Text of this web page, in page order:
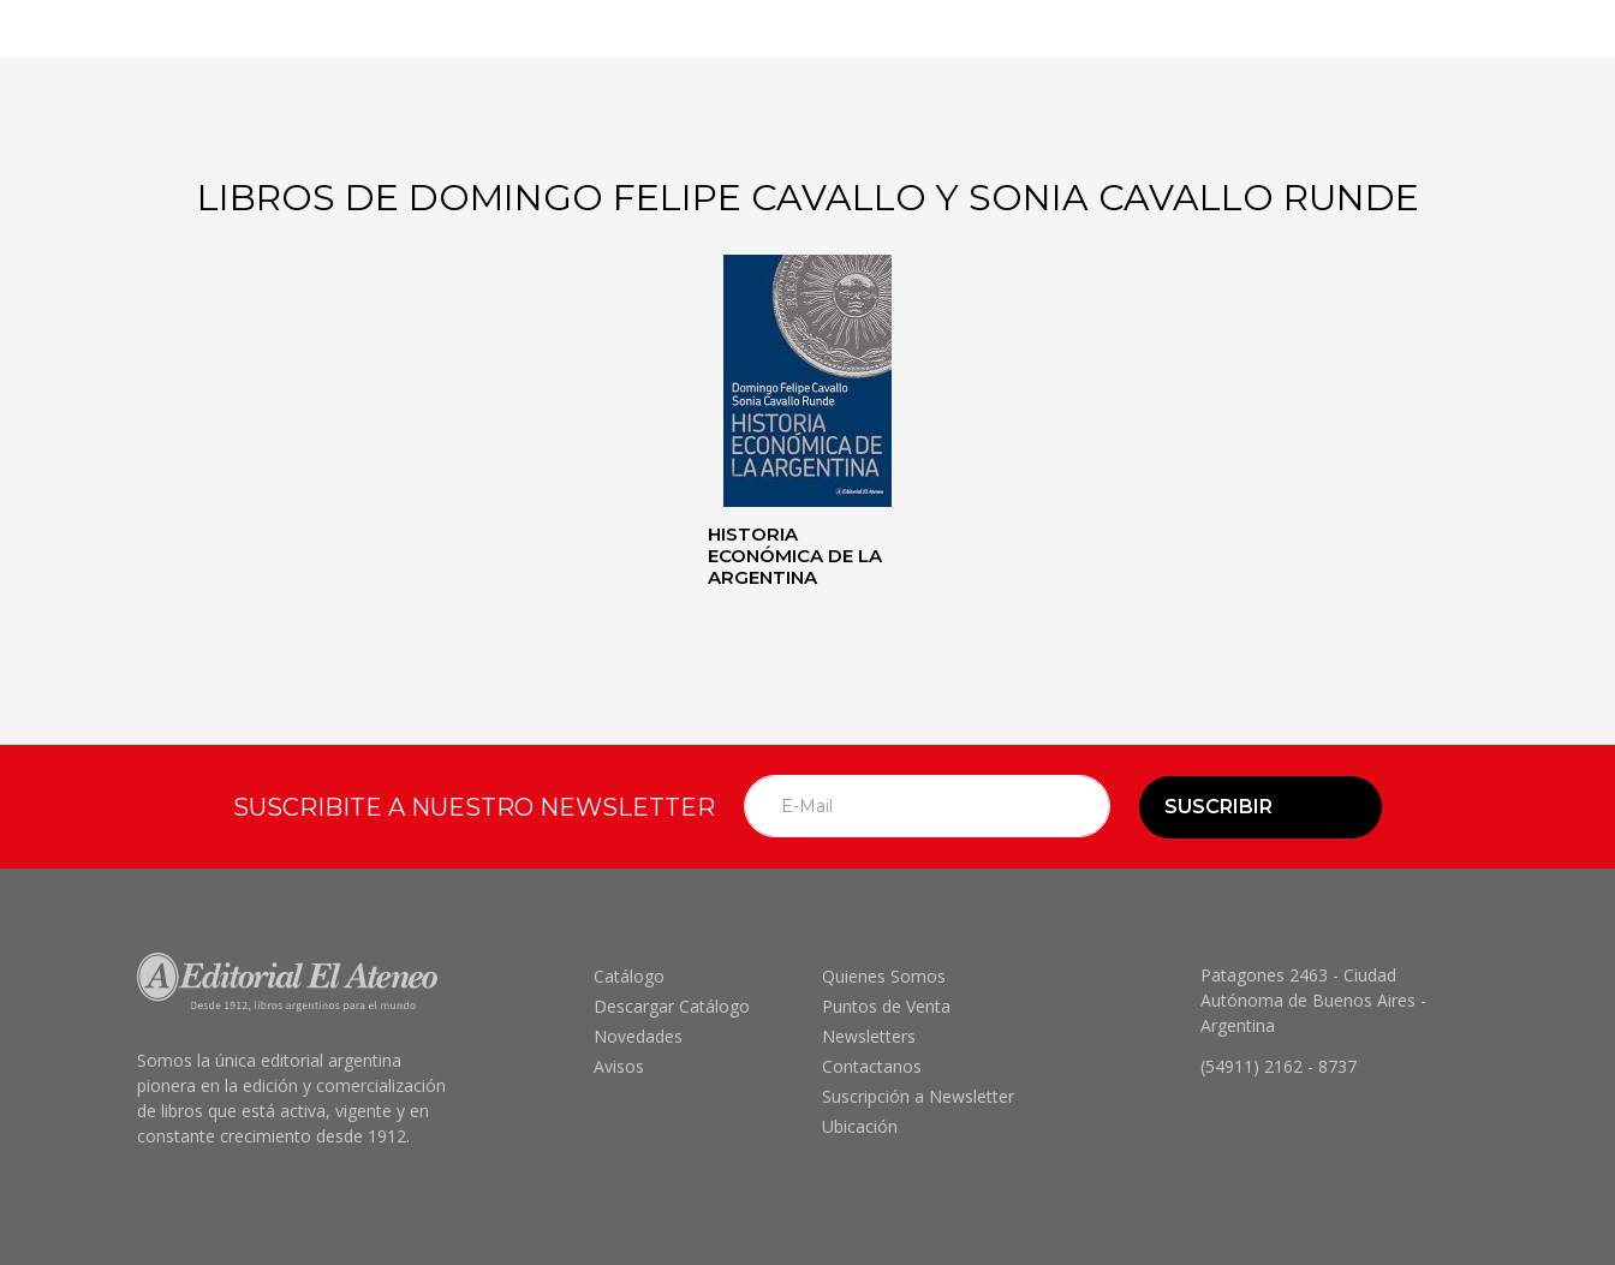
LIBROS DE DOMINGO FELIPE CAVALLO Y SONIA CAVALLO RUNDE
HISTORIA
ECONÓMICA DE LA
ARGENTINA
SUSCRIBITE A NUESTRO NEWSLETTER SUSCRIBIR
Somos la única editorial argentina
pionera en la edición y comercialización
de libros que está activa, vigente y en
constante crecimiento desde 1912.
Catálogo
Descargar Catálogo
Novedades
Avisos
Quienes Somos
Puntos de Venta
Newsletters
Contactanos
Suscripción a Newsletter
Ubicación
Patagones 2463 - Ciudad
Autónoma de Buenos Aires -
Argentina
(54911) 2162 - 8737